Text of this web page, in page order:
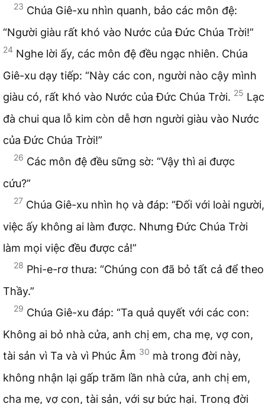
23 Chúa Giê-xu nhìn quanh, bảo các môn đệ:
“Người giàu rất khó vào Nước của Đức Chúa Trời!”
24 Nghe lời ấy, các môn đệ đều ngạc nhiên. Chúa
Giê-xu dạy tiếp: “Này các con, người nào cậy mình
giàu có, rất khó vào Nước của Đức Chúa Trời. 25 Lạc
đà chui qua lỗ kim còn dễ hơn người giàu vào Nước
của Đức Chúa Trời!”
26 Các môn đệ đều sững sờ: “Vậy thì ai được
cứu?”
27 Chúa Giê-xu nhìn họ và đáp: “Đối với loài người,
việc ấy không ai làm được. Nhưng Đức Chúa Trời
làm mọi việc đều được cả!”
28 Phi-e-rơ thưa: “Chúng con đã bỏ tất cả để theo
Thầy.”
29 Chúa Giê-xu đáp: “Ta quả quyết với các con:
Không ai bỏ nhà cửa, anh chị em, cha mẹ, vợ con,
tài sản vì Ta và vì Phúc Âm 30 mà trong đời này,
không nhận lại gấp trăm lần nhà cửa, anh chị em,
cha mẹ, vợ con, tài sản, với sự bức hại. Trong đời